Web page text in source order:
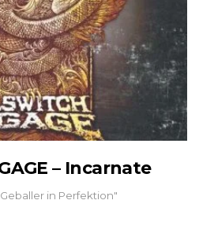
– Incarnate
in Perfektion"